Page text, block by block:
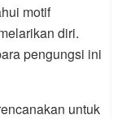
motif
diri.
pengungsi ini
untuk